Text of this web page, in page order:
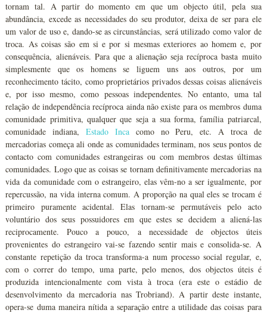
tornam tal. A partir do momento em que um objecto útil, pela sua
abundância, excede as necessidades do seu produtor, deixa de ser para ele
um valor de uso e, dando-se as circunstâncias, será utilizado como valor de
troca. As coisas são em si e por si mesmas exteriores ao homem e, por
consequência, alienáveis. Para que a alienação seja recíproca basta muito
simplesmente que os homens se liguem uns aos outros, por um
reconhecimento tácito, como proprietários privados dessas coisas alienáveis
e, por isso mesmo, como pessoas independentes. No entanto, uma tal
relação de independência recíproca ainda não existe para os membros duma
comunidade primitiva, qualquer que seja a sua forma, família patriarcal,
comunidade indiana,Estado Incacomo no Peru, etc. A troca de
mercadorias começa ali onde as comunidades terminam, nos seus pontos de
contacto com comunidades estrangeiras ou com membros destas últimas
comunidades. Logo que as coisas se tornam definitivamente mercadorias na
vida da comunidade com o estrangeiro, elas vêm-no a ser igualmente, por
repercussão, na vida interna comum. A proporção na qual eles se trocam é
primeiro puramente acidental. Elas tornam-se permutáveis pelo acto
voluntário dos seus possuidores em que estes se decidem a aliená-las
reciprocamente. Pouco a pouco, a necessidade de objectos úteis
provenientes do estrangeiro vai-se fazendo sentir mais e consolida-se. A
constante repetição da troca transforma-a num processo social regular, e,
com o correr do tempo, uma parte, pelo menos, dos objectos úteis é
produzida intencionalmente com vista à troca (era este o estádio de
desenvolvimento da mercadoria nas Trobriand). A partir deste instante,
opera-se duma maneira nítida a separação entre a utilidade das coisas para